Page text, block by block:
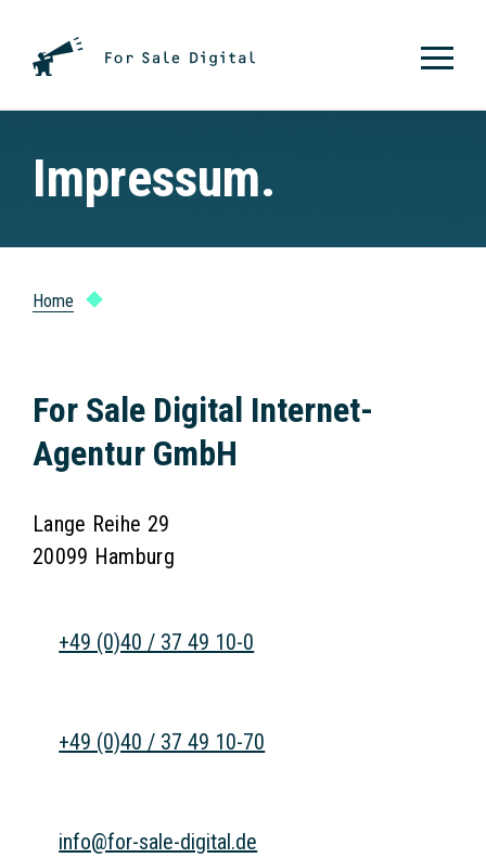
springen
Leistungen & Produkte.
Über uns.
Impressum.
Datenschutz.
Impressum.
Home
For Sale Digital Internet-
Agentur GmbH
Lange Reihe 29
20099 Hamburg
+49 (0)40 / 37 49 10-0
+49 (0)40 / 37 49 10-70
info@for-sale-digital.de